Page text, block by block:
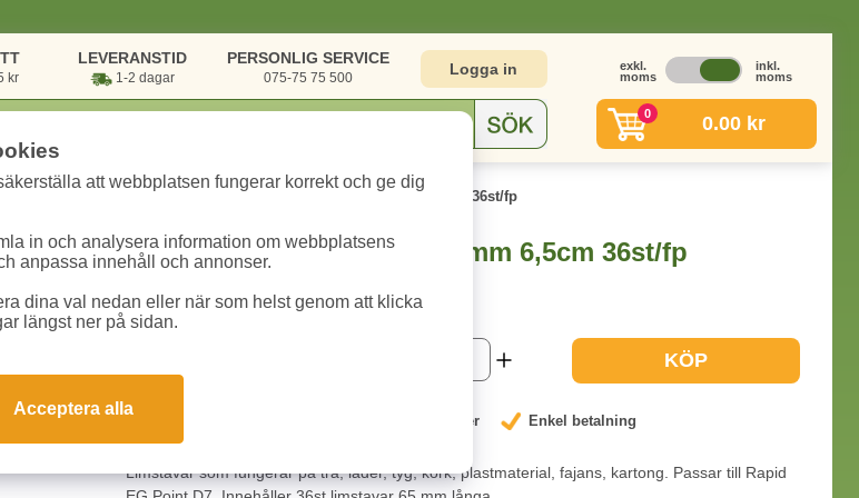
kr
LEVERANSTID
1-2 dagar
PERSONLIG SERVICE
075-75 75 500 Logga in
exkl.
moms
inkl.
moms
0 0.00 kr
Hobby & Småslöjd Limstavar Till Limpistol ø7mm 6,5cm 36st/fp
Limstavar Till Limpistol ø7mm 6,5cm 36st/fp
Art.nr:107350 Enhet:1 fp 3-9 dagar
KÖP
Garanterat låga priser Enkel betalning
Limstavar som fungerar på trä, läder, tyg, kork, plastmaterial, fajans, kartong. Passar till Rapid
att webbplatsen fungerar korrekt och ge dig
in och analysera information om webbplatsens
anpassa innehåll och annonser.
dina val nedan eller när som helst genom att klicka
längst ner på sidan.
Acceptera alla